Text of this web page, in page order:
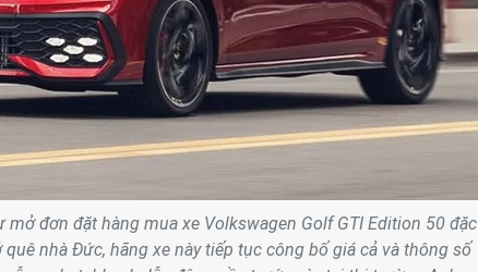
đơn đặt hàng mua xe Volkswagen Golf GTI Edition 50 đặc
nhà Đức, hãng xe này tiếp tục công bố giá cả và thông số